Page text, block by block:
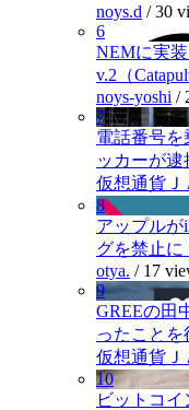
noys.d /30
6
NEMに実
v.2（
noys-yoshi /
7
電話番号を
ッカーが逮
仮想通貨Ｊ
8
アップルが
グを禁止に
otya. / 17
9
GREEの田
ったことを
仮想通貨Ｊ
10
ビットコ